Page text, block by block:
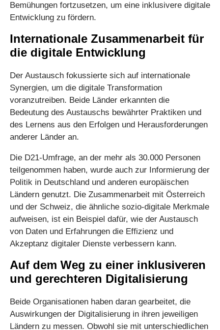
Bemühungen fortzusetzen, um eine inklusivere digitale
Entwicklung zu fördern.
Internationale Zusammenarbeit für
die digitale Entwicklung
Der Austausch fokussierte sich auf internationale
Synergien, um die digitale Transformation
voranzutreiben. Beide Länder erkannten die
Bedeutung des Austauschs bewährter Praktiken und
des Lernens aus den Erfolgen und Herausforderungen
anderer Länder an.
Die D21-Umfrage, an der mehr als 30.000 Personen
teilgenommen haben, wurde auch zur Informierung der
Politik in Deutschland und anderen europäischen
Ländern genutzt. Die Zusammenarbeit mit Österreich
und der Schweiz, die ähnliche sozio-digitale Merkmale
aufweisen, ist ein Beispiel dafür, wie der Austausch
von Daten und Erfahrungen die Effizienz und
Akzeptanz digitaler Dienste verbessern kann.
Auf dem Weg zu einer inklusiveren
und gerechteren Digitalisierung
Beide Organisationen haben daran gearbeitet, die
Auswirkungen der Digitalisierung in ihren jeweiligen
Ländern zu messen. Obwohl sie mit unterschiedlichen